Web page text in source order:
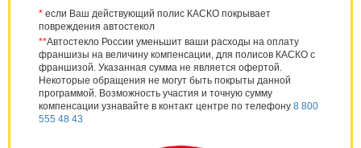
* если Ваш действующий полис КАСКО покрывает
повреждения автостекол
**Автостекло России уменьшит ваши расходы на оплату
франшизы на величину компенсации, для полисов КАСКО с
франшизой. Указанная сумма не является офертой.
Некоторые обращения не могут быть покрыты данной
программой. Возможность участия и точную сумму
компенсации узнавайте в контакт центре по телефону 8 800
555 48 43